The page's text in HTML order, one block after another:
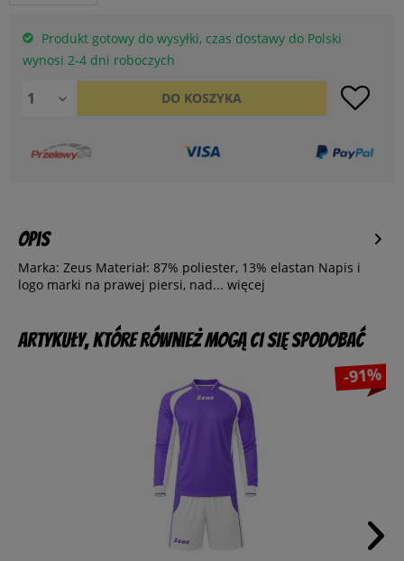
Produkt gotowy do wysyłki, czas dostawy do Polski
wynosi 2-4 dni roboczych
DO KOSZYKA
Opis
Marka: Zeus Materiał: 87% poliester, 13% elastan Napis i
logo marki na prawej piersi, nad... więcej
Artykuły, które również mogą Ci się spodobać
-91%